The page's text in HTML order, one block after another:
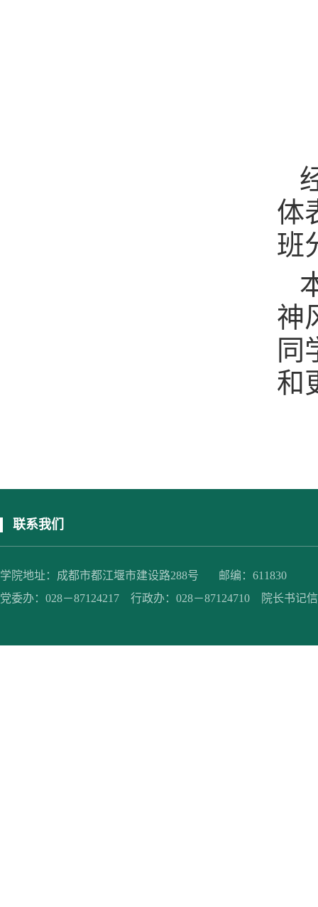
体
班
神
同
和
联系我们
学院地址：成都市都江堰市建设路288号 邮编：611830
党委办：028－87124217 行政办：028－87124710 院长书记信